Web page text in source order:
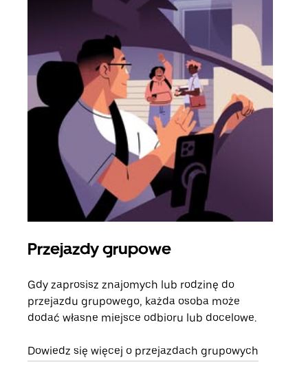
Przejazdy grupowe
Gdy zaprosisz znajomych lub rodzinę do
przejazdu grupowego, każda osoba może
dodać własne miejsce odbioru lub docelowe.
Dowiedz się więcej o przejazdach grupowych